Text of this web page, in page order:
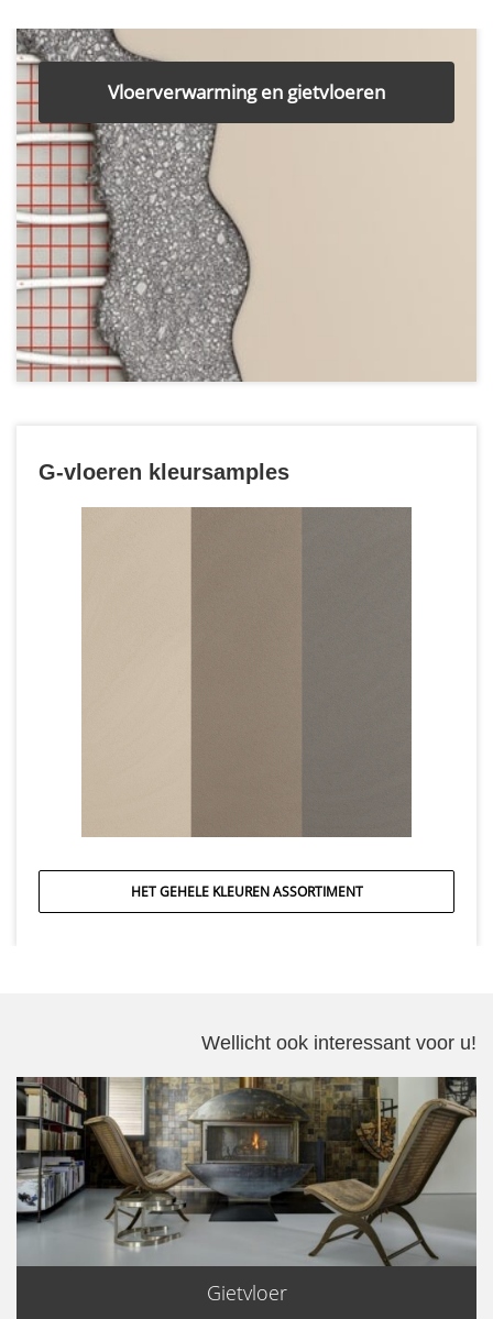
Vloerverwarming en gietvloeren
G-vloeren kleursamples
HET GEHELE KLEUREN ASSORTIMENT
Wellicht ook interessant voor u!
Gietvloer